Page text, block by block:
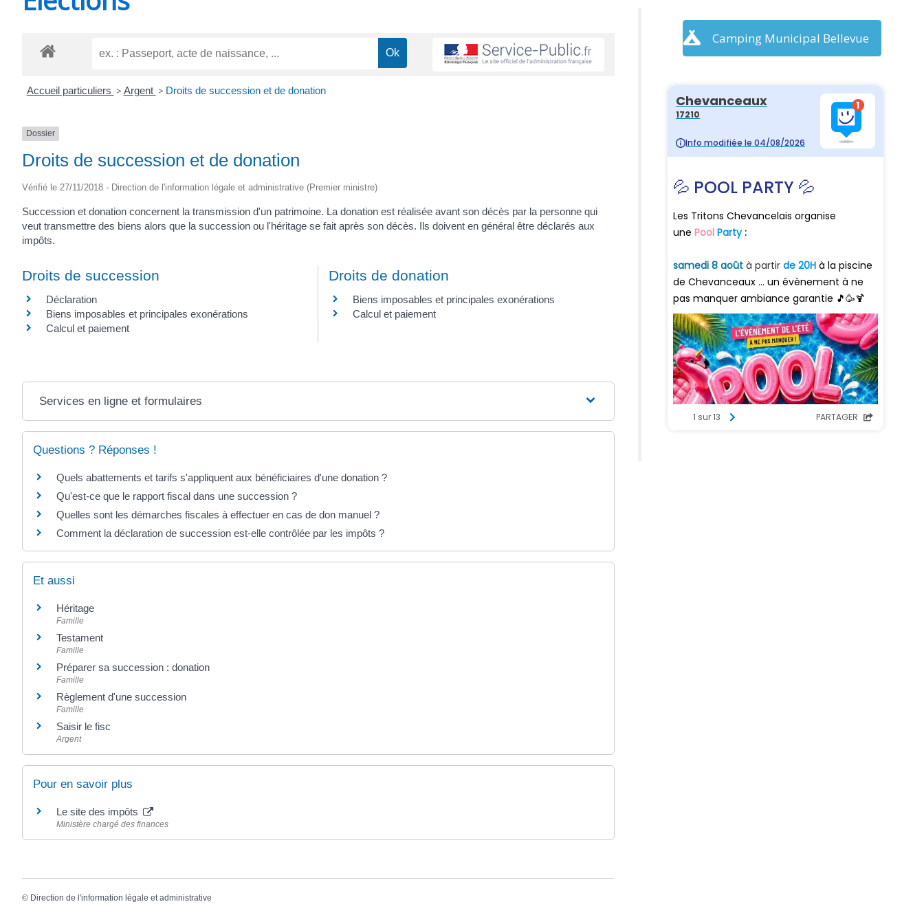
Accueil particuliers > Argent > Droits de succession et de donation
Dossier
Droits de succession et de donation
Vérifié le 27/11/2018 - Direction de l'information légale et administrative (Premier ministre)
Succession et donation concernent la transmission d'un patrimoine. La donation est réalisée avant son décès par la personne qui
veut transmettre des biens alors que la succession ou l'héritage se fait après son décès. Ils doivent en général être déclarés aux
impôts.
Droits de succession
Déclaration
Biens imposables et principales exonérations
Calcul et paiement
Droits de donation
Biens imposables et principales exonérations
Calcul et paiement
Services en ligne et formulaires
Questions ? Réponses !
Quels abattements et tarifs s'appliquent aux bénéficiaires d'une donation ?
Qu'est-ce que le rapport fiscal dans une succession ?
Quelles sont les démarches fiscales à effectuer en cas de don manuel ?
Comment la déclaration de succession est-elle contrôlée par les impôts ?
Et aussi
Héritage
Famille
Testament
Famille
Préparer sa succession : donation
Famille
Règlement d'une succession
Famille
Saisir le fisc
Argent
Pour en savoir plus
Le site des impôts
Ministère chargé des finances
© Direction de l'information légale et administrative
Camping Municipal Bellevue